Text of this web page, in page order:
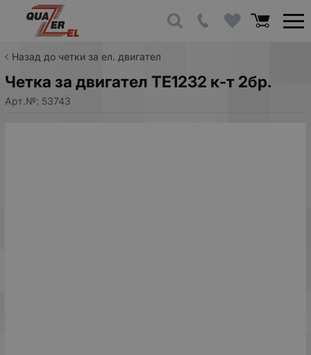
Назад до четки за ел. двигател
Четка за двигател TE1232 к-т 2бр.
Арт.№: 53743